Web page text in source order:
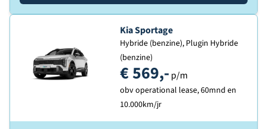
Ontdek de
Kia Sportage
Hybride (benzine), Plugin Hybride
(benzine)
€ 569,- p/m
obv operational lease, 60mnd en
10.000km/jr